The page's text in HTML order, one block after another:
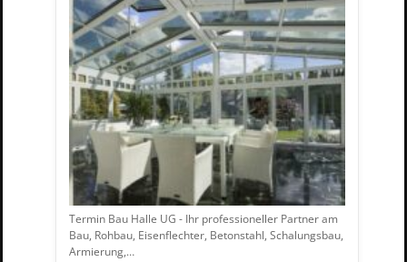
Termin Bau Halle UG - Ihr professioneller Partner am
Bau, Rohbau, Eisenflechter, Betonstahl, Schalungsbau,
Armierung,…